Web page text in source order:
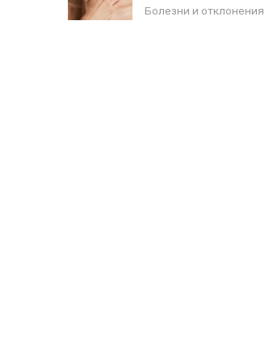
Болезни и отклонения